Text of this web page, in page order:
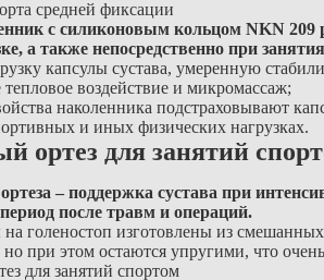
с силиконовым кольцом NKN 209
а также непосредственно при
капсулы сустава, умеренную
воздействие и микромассаж;
наколенника подстраховывают
и иных физических нагрузках.
ортез для занятий
– поддержка сустава при
после травм и операций.
голеностоп изготовлены из
при этом остаются упругими, что